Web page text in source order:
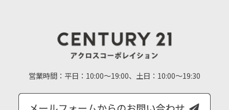
営業時間： 平日：10:00～19:00、土日：10:00～19:30